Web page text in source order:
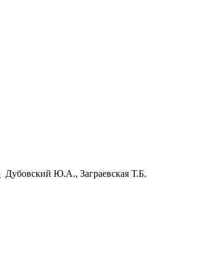
Дубовский Ю.А., Заграевская Т.Б.